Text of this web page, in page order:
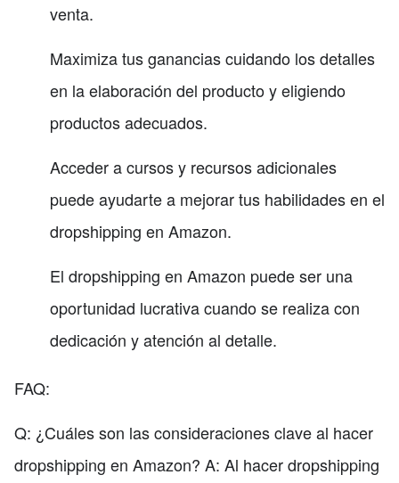
venta.
Maximiza tus ganancias cuidando los detalles
en la elaboración del producto y eligiendo
productos adecuados.
Acceder a cursos y recursos adicionales
puede ayudarte a mejorar tus habilidades en el
dropshipping en Amazon.
El dropshipping en Amazon puede ser una
oportunidad lucrativa cuando se realiza con
dedicación y atención al detalle.
FAQ:
Q: ¿Cuáles son las consideraciones clave al hacer
dropshipping en Amazon? A: Al hacer dropshipping